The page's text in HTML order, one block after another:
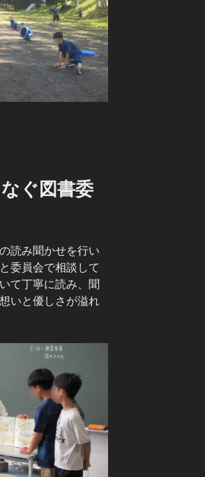
ぐ図書委
読み聞かせを行い
委員会で相談して
て丁寧に読み、聞
いと優しさが溢れ